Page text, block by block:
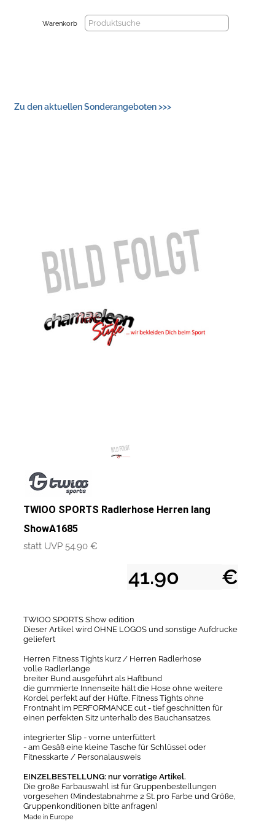
Warenkorb
Zu den aktuellen Sonderangeboten >>>
TWIOO SPORTS Radlerhose Herren lang
ShowA1685
statt UVP 54.90 €
€
TWIOO SPORTS Show edition
Dieser Artikel wird OHNE LOGOS und sonstige Aufdrucke
geliefert
Herren Fitness Tights kurz / Herren Radlerhose
volle Radlerlänge
breiter Bund ausgeführt als Haftbund
die gummierte Innenseite hält die Hose ohne weitere
Kordel perfekt auf der Hüfte. Fitness Tights ohne
Frontnaht im PERFORMANCE cut - tief geschnitten für
einen perfekten Sitz unterhalb des Bauchansatzes.
integrierter Slip - vorne unterfüttert
- am Gesäß eine kleine Tasche für Schlüssel oder
Fitnesskarte / Personalausweis
EINZELBESTELLUNG: nur vorrätige Artikel.
Die große Farbauswahl ist für Gruppenbestellungen
vorgesehen (Mindestabnahme 2 St. pro Farbe und Größe,
Gruppenkonditionen bitte anfragen)
Made in Europe